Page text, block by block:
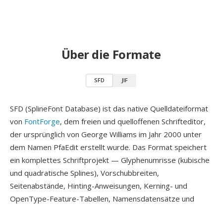
Über die Formate
SFD JIF
SFD (SplineFont Database) ist das native Quelldateiformat
von FontForge, dem freien und quelloffenen Schrifteditor,
der ursprünglich von George Williams im Jahr 2000 unter
dem Namen PfaEdit erstellt wurde. Das Format speichert
ein komplettes Schriftprojekt — Glyphenumrisse (kubische
und quadratische Splines), Vorschubbreiten,
Seitenabstände, Hinting-Anweisungen, Kerning- und
OpenType-Feature-Tabellen, Namensdatensätze und